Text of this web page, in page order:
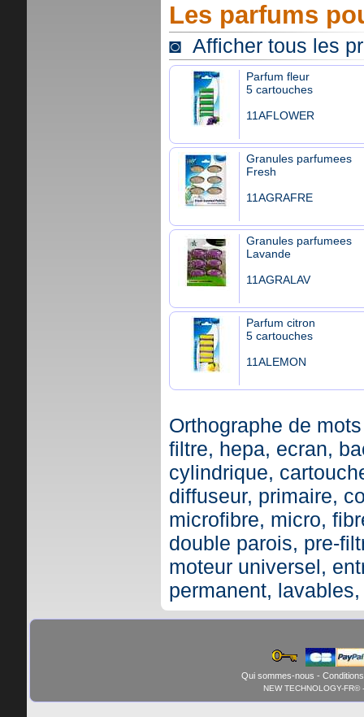
Les parfums
◙ Afficher tous les
Parfum fleur
5 cartouches
11AFLOWER
Granules parfumees
Fresh
11AGRAFRE
Granules parfumees
Lavande
11AGRALAV
Parfum citron
5 cartouches
11ALEMON
Orthographe de
filtre, hepa, ecran,
cylindrique,
diffuseur, primaire,
microfibre, micro,
double parois, pre-
moteur universel,
permanent,
Qui sommes-nous -
NEW TECHNOLOGY-